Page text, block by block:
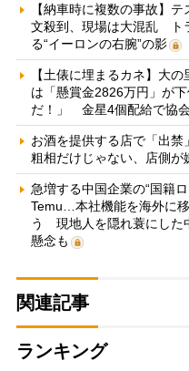
【納車時に複数の事故】
文殺到、現場は大混乱 ト
る“イーロンの右腕”の影
【土俵に埋まるカネ】大
は「懸賞金2826万円」が
だ！」 金星4個配給で協
お酒を提供する店で「出
粗相だけじゃない、店側が
急増する中国企業の“国籍
Temu…本社機能を海外に
う 現地人を隠れ蓑にした
懸念も
関連記事
ランキング